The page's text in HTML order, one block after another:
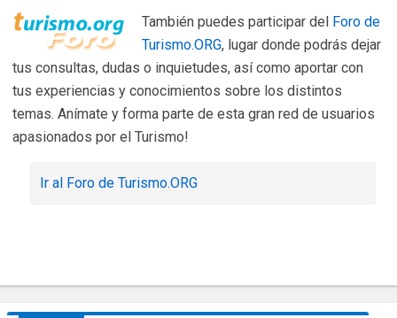
También puedes participar del Foro de
Turismo.ORG, lugar donde podrás dejar
tus consultas, dudas o inquietudes, así como aportar con
tus experiencias y conocimientos sobre los distintos
temas. Anímate y forma parte de esta gran red de usuarios
apasionados por el Turismo!
Ir al Foro de Turismo.ORG